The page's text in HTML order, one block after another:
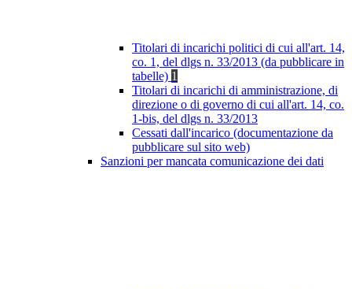
Titolari di incarichi politici di cui all'art. 14,
co. 1, del dlgs n. 33/2013 (da pubblicare in
tabelle) 1
Titolari di incarichi di amministrazione, di
direzione o di governo di cui all'art. 14, co.
1-bis, del dlgs n. 33/2013
Cessati dall'incarico (documentazione da
pubblicare sul sito web)
Sanzioni per mancata comunicazione dei dati